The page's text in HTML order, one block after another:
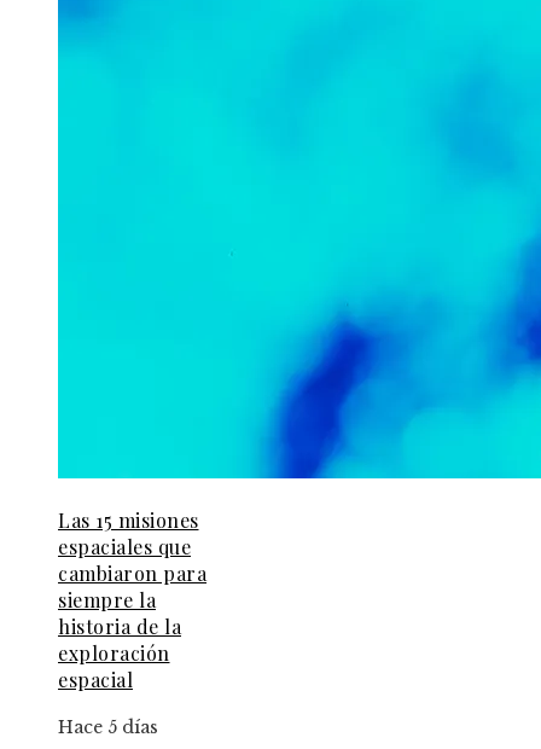
Las 15 misiones
espaciales que
cambiaron para
siempre la
historia de la
exploración
espacial
Hace 5 días